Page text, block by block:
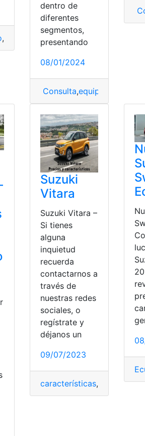
Suzuki Grand Vitara
, Nuevo Suzuki Oficialmente
dentro de
diferentes
segmentos,
presentando
08/01/2024
Consulta,equipamiento
Suzuki
Vitara
Suzuki Vitara –
Si tienes
alguna
inquietud
recuerda
contactarnos a
través de
nuestras redes
sociales, o
regístrate y
déjanos un
09/07/2023
características, ,